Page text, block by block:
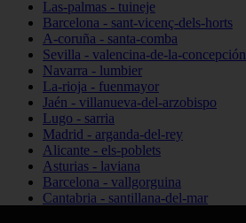
Las-palmas - tuineje
Barcelona - sant-vicenç-dels-horts
A-coruña - santa-comba
Sevilla - valencina-de-la-concepción
Navarra - lumbier
La-rioja - fuenmayor
Jaén - villanueva-del-arzobispo
Lugo - sarria
Madrid - arganda-del-rey
Alicante - els-poblets
Asturias - laviana
Barcelona - vallgorguina
Cantabria - santillana-del-mar